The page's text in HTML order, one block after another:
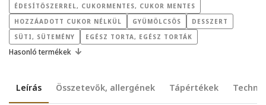
ÉDESÍTŐSZERREL, CUKORMENTES, CUKOR MENTES
HOZZÁADOTT CUKOR NÉLKÜL
GYÜMÖLCSÖS
DESSZERT
SÜTI, SÜTEMÉNY
EGÉSZ TORTA, EGÉSZ TORTÁK
Hasonló termékek
Leírás Összetevők, allergének Tápértékek